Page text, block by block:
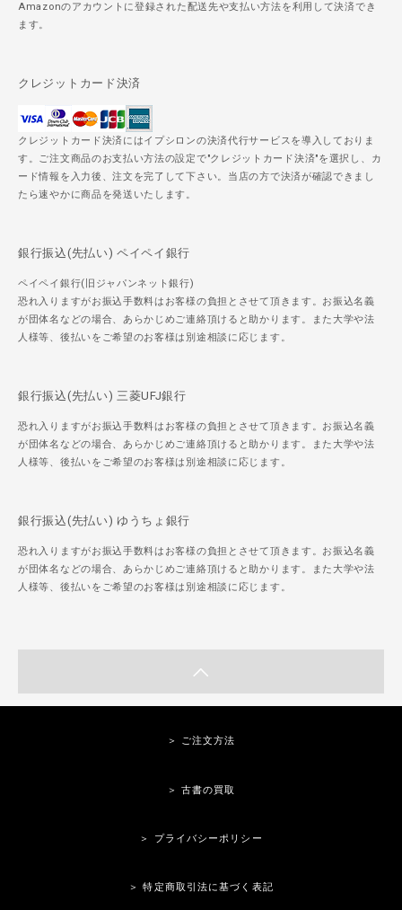
Amazonのアカウントに登録された配送先や支払い方法を利用して決済でき
ます。
クレジットカード決済
クレジットカード決済にはイプシロンの決済代行サービスを導入しておりま
す。ご注文商品のお支払い方法の設定で"クレジットカード決済"を選択し、カ
ード情報を入力後、注文を完了して下さい。当店の方で決済が確認できまし
たら速やかに商品を発送いたします。
銀行振込(先払い) ペイペイ銀行
ペイペイ銀行(旧ジャパンネット銀行)
恐れ入りますがお振込手数料はお客様の負担とさせて頂きます。お振込名義
が団体名などの場合、あらかじめご連絡頂けると助かります。また大学や法
人様等、後払いをご希望のお客様は別途相談に応じます。
銀行振込(先払い) 三菱UFJ銀行
恐れ入りますがお振込手数料はお客様の負担とさせて頂きます。お振込名義
が団体名などの場合、あらかじめご連絡頂けると助かります。また大学や法
人様等、後払いをご希望のお客様は別途相談に応じます。
銀行振込(先払い) ゆうちょ銀行
恐れ入りますがお振込手数料はお客様の負担とさせて頂きます。お振込名義
が団体名などの場合、あらかじめご連絡頂けると助かります。また大学や法
人様等、後払いをご希望のお客様は別途相談に応じます。
＞ ご注文方法
＞ 古書の買取
＞ プライバシーポリシー
＞ 特定商取引法に基づく表記